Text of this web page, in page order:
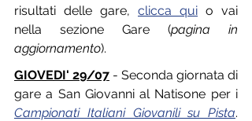
risultati delle gare, clicca qui o vai
nella sezione Gare (pagina in
aggiornamento).
GIOVEDI' 29/07 - Seconda giornata di
Campionati Italiani Giovanili su Pista.